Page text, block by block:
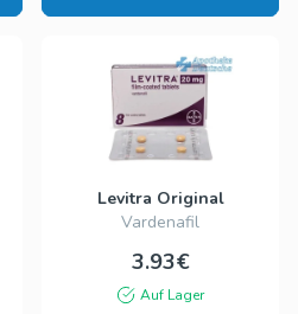
Levitra Original
Vardenafil
3.93€
Auf Lager